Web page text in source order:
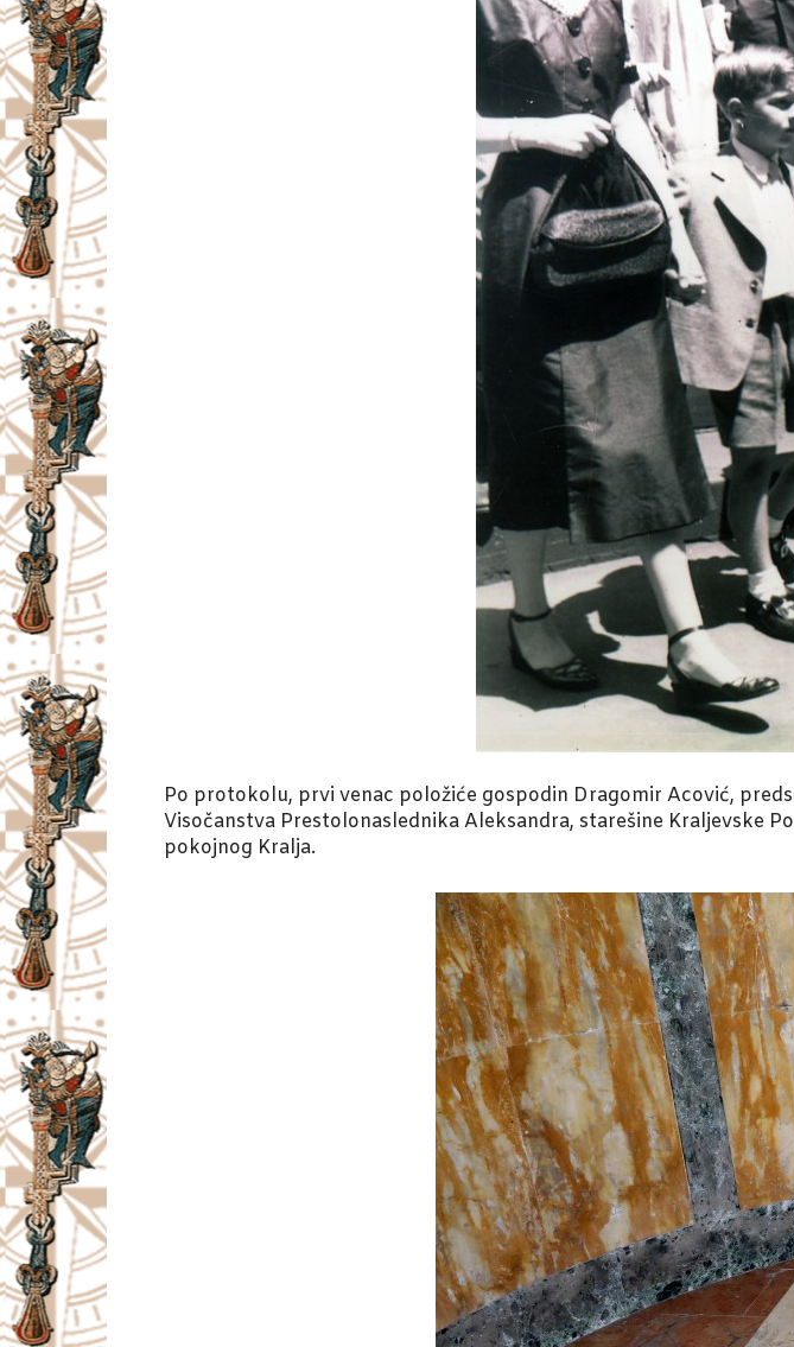
Po protokolu, prvi venac položiće gospodin Dragomir Acović,
Visočanstva Prestolonaslednika Aleksandra, starešine Kraljevske
pokojnog Kralja.